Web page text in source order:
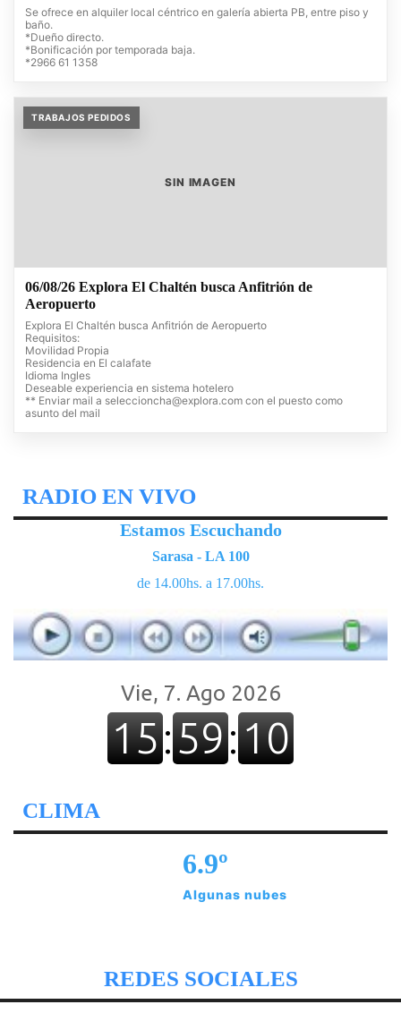
Se ofrece en alquiler local céntrico en galería abierta PB, entre piso y
baño.
*Dueño directo.
*Bonificación por temporada baja.
*2966 61 1358
TRABAJOS PEDIDOS
SIN IMAGEN
06/08/26 Explora El Chaltén busca Anfitrión de
Aeropuerto
Explora El Chaltén busca Anfitrión de Aeropuerto
Requisitos:
Movilidad Propia
Residencia en El calafate
Idioma Ingles
Deseable experiencia en sistema hotelero
** Enviar mail a seleccioncha@explora.com con el puesto como
asunto del mail
RADIO EN VIVO
Estamos Escuchando
Sarasa - LA 100
de 14.00hs. a 17.00hs.
CLIMA
6.9º
Algunas nubes
REDES SOCIALES